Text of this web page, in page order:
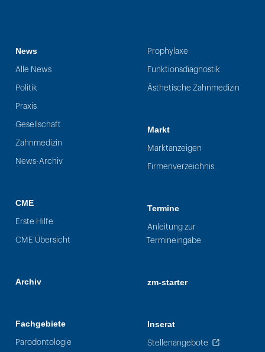
News
Alle News
Politik
Praxis
Gesellschaft
Zahnmedizin
News-Archiv
CME
Erste Hilfe
CME Übersicht
Archiv
Fachgebiete
Parodontologie
Prophylaxe
Funktionsdiagnostik
Ästhetische Zahnmedizin
Markt
Marktanzeigen
Firmenverzeichnis
Termine
Anleitung zur
Termineingabe
zm-starter
Inserat
Stellenangebote